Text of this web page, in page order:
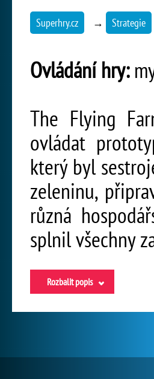
Superhry.cz → Strategie
Ovládání hry:
The Flying
ovládat
který byl
zeleninu,
různá
splnil všechny
Rozbalit popis